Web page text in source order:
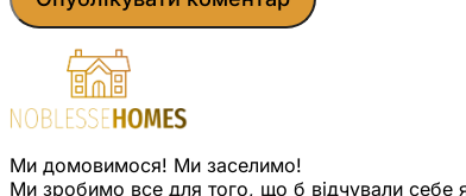
Ми домовимося! Ми заселимо!
Ми зробимо все для того, що б відчували себе